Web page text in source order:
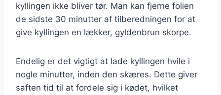
kyllingen ikke bliver tør. Man kan fjerne folien
de sidste 30 minutter af tilberedningen for at
give kyllingen en lækker, gyldenbrun skorpe.
Endelig er det vigtigt at lade kyllingen hvile i
nogle minutter, inden den skæres. Dette giver
saften tid til at fordele sig i kødet, hvilket